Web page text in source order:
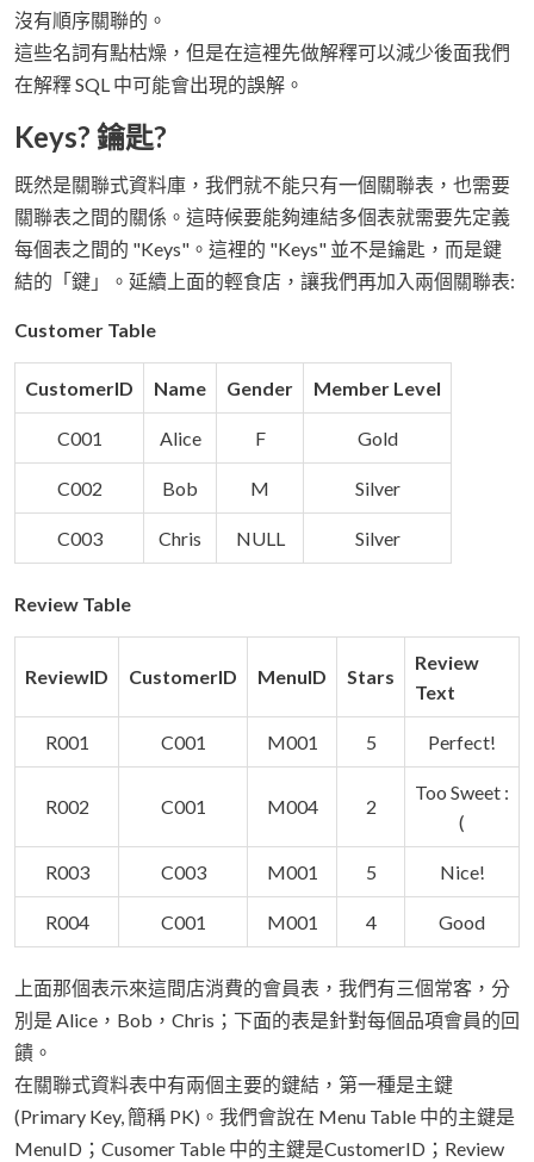
沒有順序關聯的。
這些名詞有點枯燥，但是在這裡先做解釋可以減少後面我們
在解釋 SQL 中可能會出現的誤解。
Keys? 鑰匙?
既然是關聯式資料庫，我們就不能只有一個關聯表，也需要
關聯表之間的關係。這時候要能夠連結多個表就需要先定義
每個表之間的 "Keys"。這裡的 "Keys" 並不是鑰匙，而是鍵
結的「鍵」。延續上面的輕食店，讓我們再加入兩個關聯表:
Customer Table
CustomerID Name Gender Member Level
C001 Alice F Gold
C002 Bob M Silver
C003 Chris NULL Silver
Review Table
ReviewID CustomerID MenuID Stars
Review
Text
R001 C001 M001 5 Perfect!
R002 C001 M004 2
Too Sweet :
(
R003 C003 M001 5 Nice!
R004 C001 M001 4 Good
上面那個表示來這間店消費的會員表，我們有三個常客，分
別是 Alice，Bob，Chris；下面的表是針對每個品項會員的回
饋。
在關聯式資料表中有兩個主要的鍵結，第一種是主鍵
(Primary Key, 簡稱 PK)。我們會說在 Menu Table 中的主鍵是
MenuID；Cusomer Table 中的主鍵是CustomerID；Review